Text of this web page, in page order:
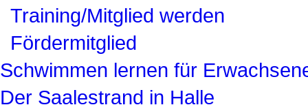
Training/Mitglied werden
Fördermitglied
Schwimmen lernen für
Der Saalestrand in Halle